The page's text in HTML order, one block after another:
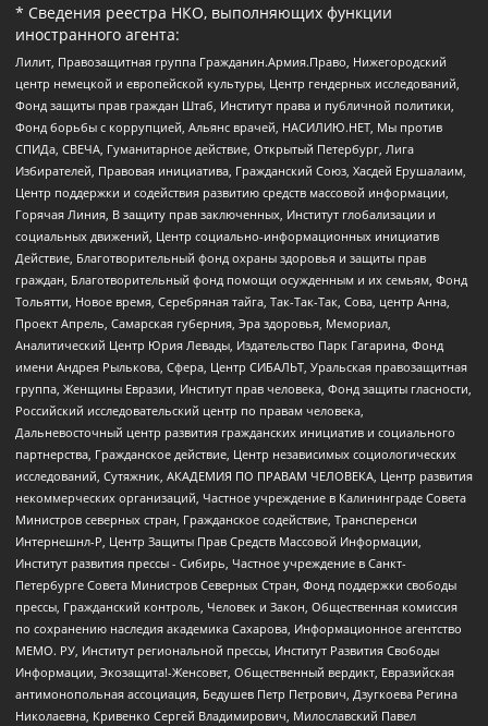
* Сведения реестра НКО, выполняющих функции
иностранного агента:
Лилит, Правозащитная группа Гражданин.Армия.Право, Нижегородский
центр немецкой и европейской культуры, Центр гендерных исследований,
Фонд защиты прав граждан Штаб, Институт права и публичной политики,
Фонд борьбы с коррупцией, Альянс врачей, НАСИЛИЮ.НЕТ, Мы против
СПИДа, СВЕЧА, Гуманитарное действие, Открытый Петербург, Лига
Избирателей, Правовая инициатива, Гражданский Союз, Хасдей Ерушалаим,
Центр поддержки и содействия развитию средств массовой информации,
Горячая Линия, В защиту прав заключенных, Институт глобализации и
социальных движений, Центр социально-информационных инициатив
Действие, Благотворительный фонд охраны здоровья и защиты прав
граждан, Благотворительный фонд помощи осужденным и их семьям, Фонд
Тольятти, Новое время, Серебряная тайга, Так-Так-Так, Сова, центр Анна,
Проект Апрель, Самарская губерния, Эра здоровья, Мемориал,
Аналитический Центр Юрия Левады, Издательство Парк Гагарина, Фонд
имени Андрея Рылькова, Сфера, Центр СИБАЛЬТ, Уральская правозащитная
группа, Женщины Евразии, Институт прав человека, Фонд защиты гласности,
Российский исследовательский центр по правам человека,
Дальневосточный центр развития гражданских инициатив и социального
партнерства, Гражданское действие, Центр независимых социологических
исследований, Сутяжник, АКАДЕМИЯ ПО ПРАВАМ ЧЕЛОВЕКА, Центр развития
некоммерческих организаций, Частное учреждение в Калининграде Совета
Министров северных стран, Гражданское содействие, Трансперенси
Интернешнл-Р, Центр Защиты Прав Средств Массовой Информации,
Институт развития прессы - Сибирь, Частное учреждение в Санкт-
Петербурге Совета Министров Северных Стран, Фонд поддержки свободы
прессы, Гражданский контроль, Человек и Закон, Общественная комиссия
по сохранению наследия академика Сахарова, Информационное агентство
МЕМО. РУ, Институт региональной прессы, Институт Развития Свободы
Информации, Экозащита!-Женсовет, Общественный вердикт, Евразийская
антимонопольная ассоциация, Бедушев Петр Петрович, Дзугкоева Регина
Николаевна, Кривенко Сергей Владимирович, Милославский Павел